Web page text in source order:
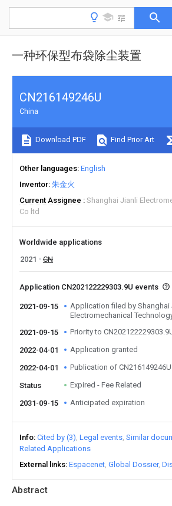
一种环保型布袋除尘装置
Abstract
CN216149246U
China
Download PDF Find Prior Art
Other languages English
Inventor 朱金火
Current Assignee
Shanghai Jianli
Co ltd
Worldwide applications
2021
CN
Application CN202122229303.9U events
2021-09-15
Application filed by Shanghai
Electromechanical
2021-09-15
Priority to
2022-04-01 Application granted
2022-04-01 Publication of CN216149246U
Status Expired - Fee Related
2031-09-15 Anticipated expiration
Info Cited by (3) Legal events Similar
Related Applications
External links Espacenet Global Dossier